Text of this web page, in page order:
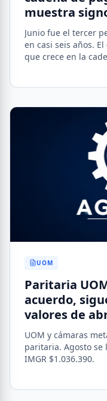
muestra
Junio fue el tercer
en casi seis años.
que crece en la
UOM
Paritaria
acuerdo,
valores de
UOM y cámaras
paritaria. Agosto
IMGR $1.036.390.